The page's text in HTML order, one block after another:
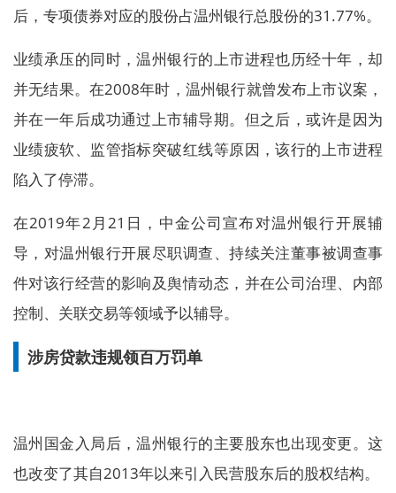
后，专项债券对应的股份占温州银行总股份的31.77%。
业绩承压的同时，温州银行的上市进程也历经十年，却
并无结果。在2008年时，温州银行就曾发布上市议案，
并在一年后成功通过上市辅导期。但之后，或许是因为
业绩疲软、监管指标突破红线等原因，该行的上市进程
陷入了停滞。
在2019年2月21日，中金公司宣布对温州银行开展辅
导，对温州银行开展尽职调查、持续关注董事被调查事
件对该行经营的影响及舆情动态，并在公司治理、内部
控制、关联交易等领域予以辅导。
涉房贷款违规领百万罚单
温州国金入局后，温州银行的主要股东也出现变更。这
也改变了其自2013年以来引入民营股东后的股权结构。